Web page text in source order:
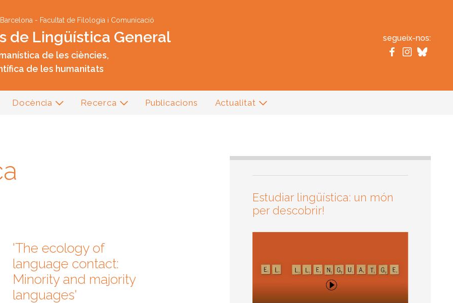
- Facultat de Filologia i Comunicació
de Lingüística General
de les ciències,
de les humanitats
segueix-nos:
Docència Recerca Publicacions Actualitat
'The ecology of
language contact:
Minority and majority
languages'
Estudiar lingüística: un món
per descobrir!